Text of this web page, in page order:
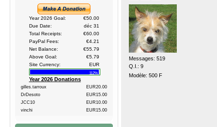
Year 2026 Goal:
€50.00
Due Date:
déc 31
Total Receipts:
€60.00
PayPal Fees:
€4.21
Net Balance:
€55.79
Above Goal:
€5.79
Site Currency:
EUR
112%
Year 2026 Donations
gilles.tarroux
EUR20.00
DrDesoto
EUR15.00
JCC10
EUR10.00
vinchi
EUR15.00
Messages: 519
Q.I.: 9
Modèle: 500 F